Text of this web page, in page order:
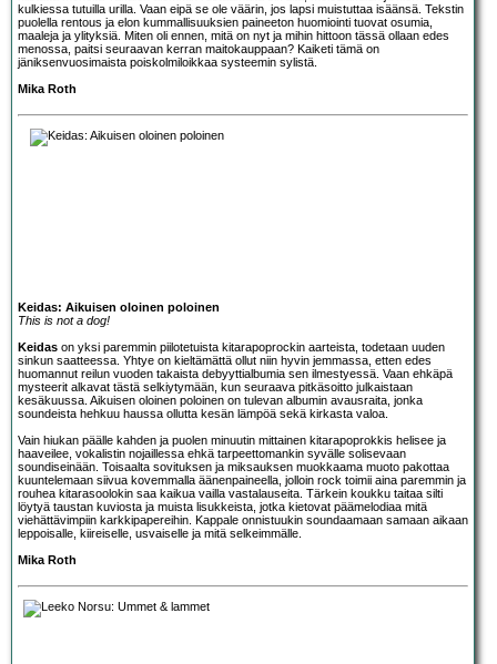
kulkiessa tutuilla urilla. Vaan eipä se ole väärin, jos lapsi muistuttaa isäänsä. Tekstin
puolella rentous ja elon kummallisuuksien paineeton huomiointi tuovat osumia,
maaleja ja ylityksiä. Miten oli ennen, mitä on nyt ja mihin hittoon tässä ollaan edes
menossa, paitsi seuraavan kerran maitokauppaan? Kaiketi tämä on
jäniksenvuosimaista poiskolmiloikkaa systeemin sylistä.
Mika Roth
Keidas: Aikuisen oloinen poloinen
This is not a dog!
Keidas on yksi paremmin piilotetuista kitarapoprockin aarteista, todetaan uuden
sinkun saatteessa. Yhtye on kieltämättä ollut niin hyvin jemmassa, etten edes
huomannut reilun vuoden takaista debyyttialbumia sen ilmestyessä. Vaan ehkäpä
mysteerit alkavat tästä selkiytymään, kun seuraava pitkäsoitto julkaistaan
kesäkuussa. Aikuisen oloinen poloinen on tulevan albumin avausraita, jonka
soundeista hehkuu haussa ollutta kesän lämpöä sekä kirkasta valoa.
Vain hiukan päälle kahden ja puolen minuutin mittainen kitarapoprokkis helisee ja
haaveilee, vokalistin nojaillessa ehkä tarpeettomankin syvälle solisevaan
soundiseinään. Toisaalta sovituksen ja miksauksen muokkaama muoto pakottaa
kuuntelemaan siivua kovemmalla äänenpaineella, jolloin rock toimii aina paremmin ja
rouhea kitarasoolokin saa kaikua vailla vastalauseita. Tärkein koukku taitaa silti
löytyä taustan kuviosta ja muista lisukkeista, jotka kietovat päämelodiaa mitä
viehättävimpiin karkkipapereihin. Kappale onnistuukin soundaamaan samaan aikaan
leppoisalle, kiireiselle, usvaiselle ja mitä selkeimmälle.
Mika Roth